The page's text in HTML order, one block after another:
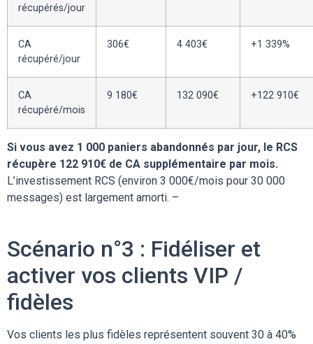
récupérés/jour
CA
récupéré/jour
306€ 4 403€ +1 339%
CA
récupéré/mois
9 180€ 132 090€ +122 910€
Si vous avez 1 000 paniers abandonnés par jour, le RCS
récupère 122 910€ de CA supplémentaire par mois.
L’investissement RCS (environ 3 000€/mois pour 30 000
messages) est largement amorti. –
Scénario n°3 : Fidéliser et
activer vos clients VIP /
fidèles
Vos clients les plus fidèles représentent souvent 30 à 40%